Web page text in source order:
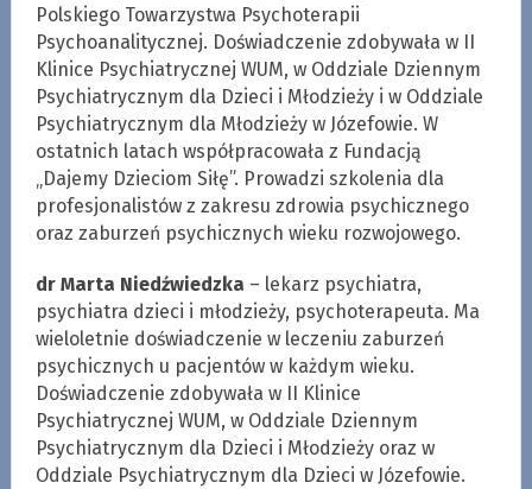
Polskiego Towarzystwa Psychoterapii
Psychoanalitycznej. Doświadczenie zdobywała w II
Klinice Psychiatrycznej WUM, w Oddziale Dziennym
Psychiatrycznym dla Dzieci i Młodzieży i w Oddziale
Psychiatrycznym dla Młodzieży w Józefowie. W
ostatnich latach współpracowała z Fundacją
„Dajemy Dzieciom Siłę”. Prowadzi szkolenia dla
profesjonalistów z zakresu zdrowia psychicznego
oraz zaburzeń psychicznych wieku rozwojowego.
dr Marta Niedźwiedzka – lekarz psychiatra,
psychiatra dzieci i młodzieży, psychoterapeuta. Ma
wieloletnie doświadczenie w leczeniu zaburzeń
psychicznych u pacjentów w każdym wieku.
Doświadczenie zdobywała w II Klinice
Psychiatrycznej WUM, w Oddziale Dziennym
Psychiatrycznym dla Dzieci i Młodzieży oraz w
Oddziale Psychiatrycznym dla Dzieci w Józefowie.